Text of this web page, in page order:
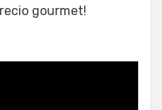
gourmet!